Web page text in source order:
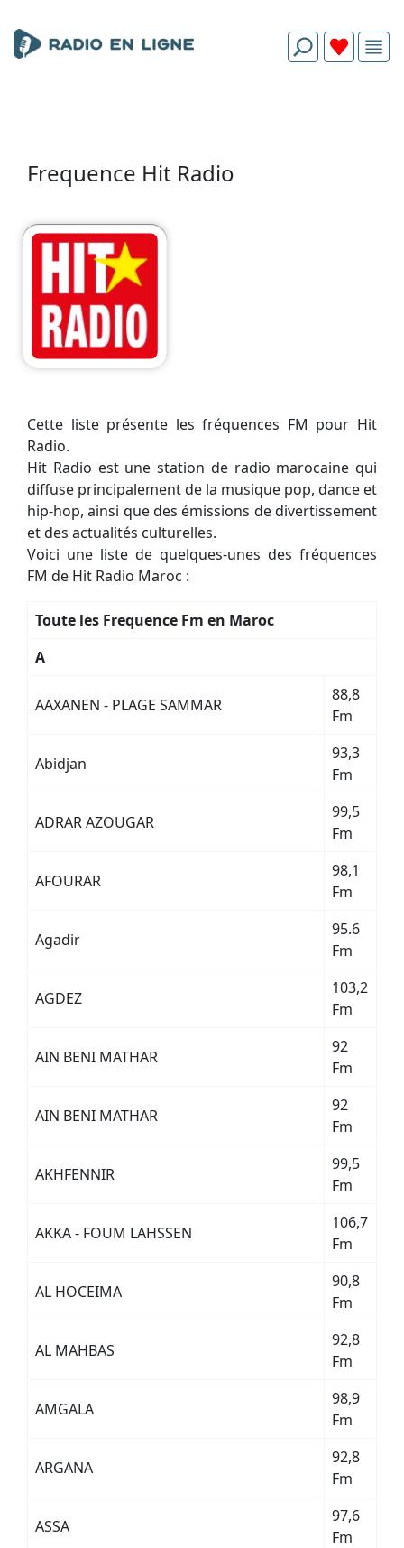
Frequence Hit Radio
Cette liste présente les fréquences FM pour Hit
Radio.
Hit Radio est une station de radio marocaine qui
diffuse principalement de la musique pop, dance et
hip-hop, ainsi que des émissions de divertissement
et des actualités culturelles.
Voici une liste de quelques-unes des fréquences
FM de Hit Radio Maroc :
Toute les Frequence Fm en Maroc
A
AAXANEN - PLAGE SAMMAR
88,8
Fm
Abidjan
93,3
Fm
ADRAR AZOUGAR
99,5
Fm
AFOURAR
98,1
Fm
Agadir
95.6
Fm
AGDEZ
103,2
Fm
AIN BENI MATHAR
92
Fm
AIN BENI MATHAR
92
Fm
AKHFENNIR
99,5
Fm
AKKA - FOUM LAHSSEN
106,7
Fm
AL HOCEIMA
90,8
Fm
AL MAHBAS
92,8
Fm
AMGALA
98,9
Fm
ARGANA
92,8
Fm
ASSA
97,6
Fm